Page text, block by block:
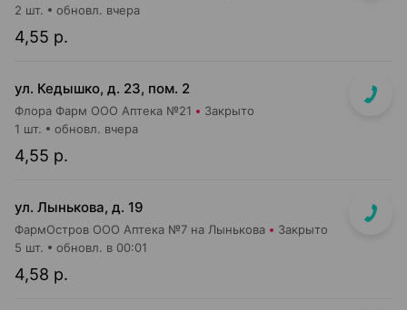
4,55 р.
2 шт. обновл. вчера
ул. Кедышко, д. 23, пом. 2
Флора Фарм ООО Аптека №21 Закрыто
4,55 р.
1 шт. обновл. вчера
ул. Лынькова, д. 19
ФармОстров ООО Аптека №7 на Лынькова Закрыто
4,58 р.
5 шт. обновл. в 00:01